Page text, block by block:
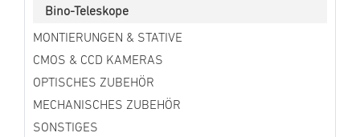
Bino-Teleskope
MONTIERUNGEN & STATIVE
CMOS & CCD KAMERAS
OPTISCHES ZUBEHÖR
MECHANISCHES ZUBEHÖR
SONSTIGES